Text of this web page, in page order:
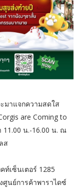
มาแจกความสดใส
are Coming to
11.00 น.-16.00 น. ณ
ส
ท์เซ็นเตอร์ 1285
นย์การค้าพาราไดซ์